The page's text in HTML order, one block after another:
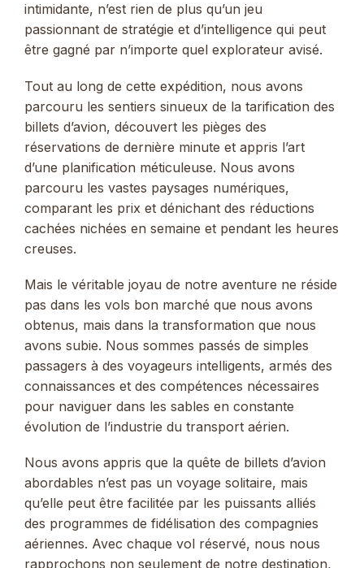
intimidante, n’est rien de plus qu’un jeu
passionnant de stratégie et d’intelligence qui peut
être gagné par n’importe quel explorateur avisé.
Tout au long de cette expédition, nous avons
parcouru les sentiers sinueux de la tarification des
billets d’avion, découvert les pièges des
réservations de dernière minute et appris l’art
d’une planification méticuleuse. Nous avons
parcouru les vastes paysages numériques,
comparant les prix et dénichant des réductions
cachées nichées en semaine et pendant les heures
creuses.
Mais le véritable joyau de notre aventure ne réside
pas dans les vols bon marché que nous avons
obtenus, mais dans la transformation que nous
avons subie. Nous sommes passés de simples
passagers à des voyageurs intelligents, armés des
connaissances et des compétences nécessaires
pour naviguer dans les sables en constante
évolution de l’industrie du transport aérien.
Nous avons appris que la quête de billets d’avion
abordables n’est pas un voyage solitaire, mais
qu’elle peut être facilitée par les puissants alliés
des programmes de fidélisation des compagnies
aériennes. Avec chaque vol réservé, nous nous
rapprochons non seulement de notre destination,